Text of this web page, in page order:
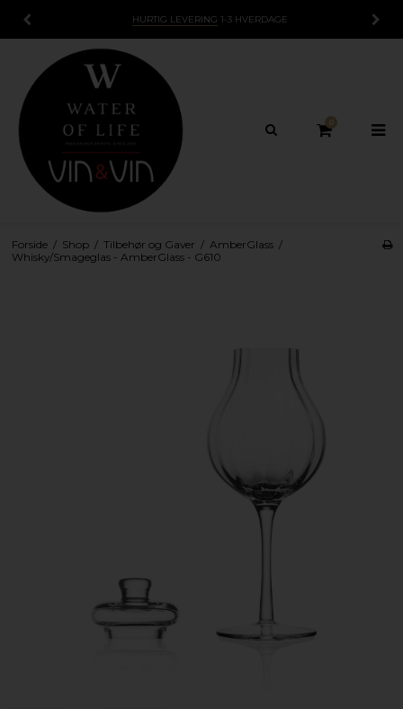
HURTIG LEVERING1-3 HVERDAGE
0
Forside / Shop / Tilbehør og Gaver / AmberGlass /
Whisky/Smageglas - AmberGlass - G610